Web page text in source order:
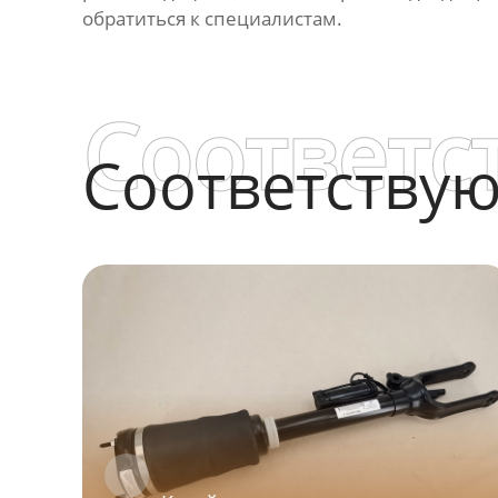
обратиться к специалистам.